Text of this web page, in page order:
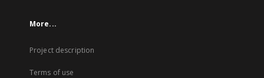
More...
Project description
Terms of use